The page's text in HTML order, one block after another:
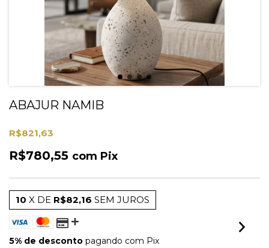
ABAJUR NAMIB
R$821,63
R$780,55 com Pix
10 X DE R$82,16 SEM JUROS
5% de desconto pagando com Pix